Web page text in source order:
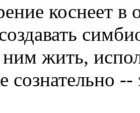
коснеет в
жить,
сознательно